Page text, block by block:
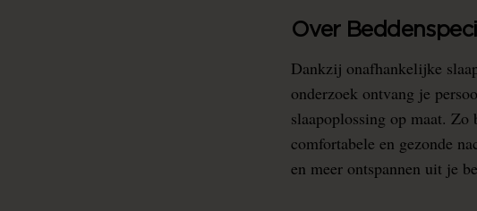
Over
Dankzij onafhankelijke
onderzoek ontvang je
slaapoplossing op maat.
comfortabele en gezonde
en meer ontspannen uit je